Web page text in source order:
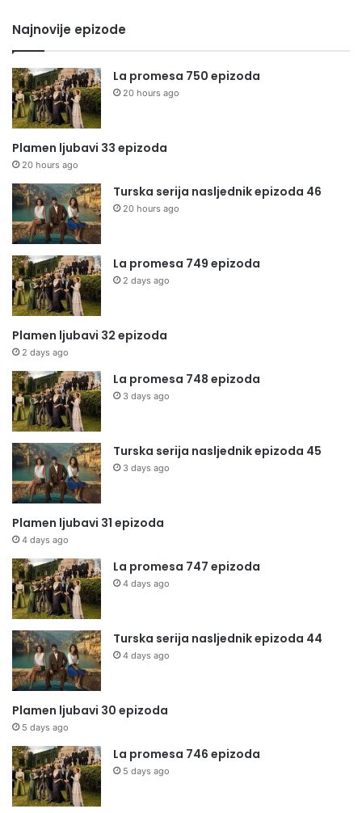
Najnovije epizode
La promesa 750 epizoda
20 hours ago
Plamen ljubavi 33 epizoda
20 hours ago
Turska serija nasljednik epizoda 46
20 hours ago
La promesa 749 epizoda
2 days ago
Plamen ljubavi 32 epizoda
2 days ago
La promesa 748 epizoda
3 days ago
Turska serija nasljednik epizoda 45
3 days ago
Plamen ljubavi 31 epizoda
4 days ago
La promesa 747 epizoda
4 days ago
Turska serija nasljednik epizoda 44
4 days ago
Plamen ljubavi 30 epizoda
5 days ago
La promesa 746 epizoda
5 days ago